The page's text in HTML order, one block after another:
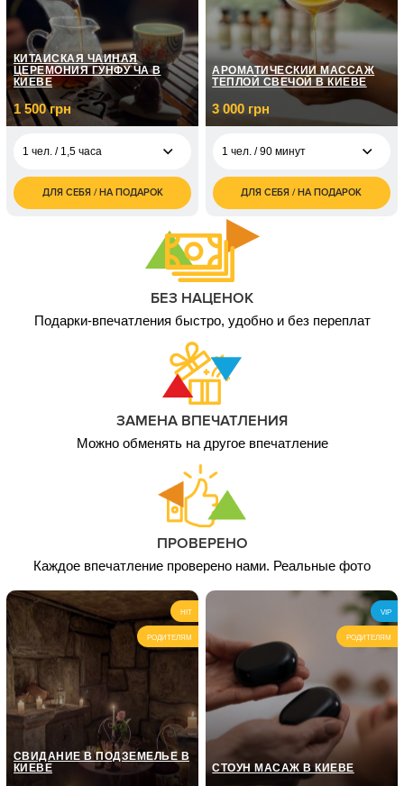
КИТАЙСКАЯ ЧАЙНАЯ
ЦЕРЕМОНИЯ ГУНФУ ЧА В
КИЕВЕ
1 500 грн
1 чел. / 1,5 часа
1 500
грн
3 000
грн
ДЛЯ СЕБЯ / НА ПОДАРОК
АРОМАТИЧЕСКИЙ МАССАЖ
ТЕПЛОЙ СВЕЧОЙ В КИЕВЕ
3 000 грн
1 чел. / 90 минут
3 000
грн
2 чел. / 90 минут
ДЛЯ СЕБЯ / НА ПОДАРОК
БЕЗ НАЦЕНОК
Подарки-впечатления быстро, удобно и без переплат
ЗАМЕНА ВПЕЧАТЛЕНИЯ
Можно обменять на другое впечатление
ПРОВЕРЕНО
Каждое впечатление проверено нами. Реальные фото
HIT
РОДИТЕЛЯМ
СВИДАНИЕ В ПОДЗЕМЕЛЬЕ В
КИЕВЕ
VIP
РОДИТЕЛЯМ
СТОУН МАСАЖ В КИЕВЕ